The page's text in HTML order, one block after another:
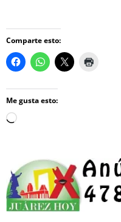
Comparte esto:
Me gusta esto:
Loading…